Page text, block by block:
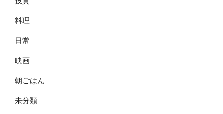
料理
日常
映画
朝ごはん
未分類